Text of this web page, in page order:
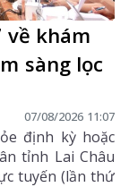
khám
sàng lọc
07/08/2026 11:07
định kỳ hoặc
tỉnh Lai Châu
tuyến (lần thứ